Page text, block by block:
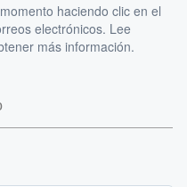
haciendo clic en el
electrónicos. Lee
más información.